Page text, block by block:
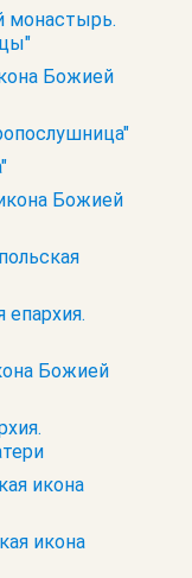
монастырь.
Божией
Божией
епархия.
Божией
икона
икона